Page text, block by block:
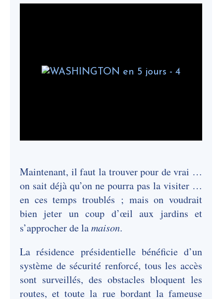
Maintenant, il faut la trouver pour de vrai …
on sait déjà qu’on ne pourra pas la visiter …
en ces temps troublés ; mais on voudrait
bien jeter un coup d’œil aux jardins et
s’approcher de lamaison.
La résidence présidentielle bénéficie d’un
système de sécurité renforcé, tous les accès
sont surveillés, des obstacles bloquent les
routes, et toute la rue bordant la fameuse